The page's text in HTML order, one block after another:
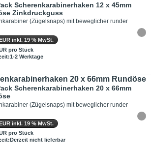
Scherenkarabinerhaken 12 x 45mm
Zinkdruckguss
(Zügelsnaps) mit beweglicher runder
inkl. 19 % MwSt.
pro Stück
2 Werktage
Scherenkarabinerhaken 20 x 66mm
(Zügelsnaps) mit beweglicher runder
inkl. 19 % MwSt.
pro Stück
nicht lieferbar